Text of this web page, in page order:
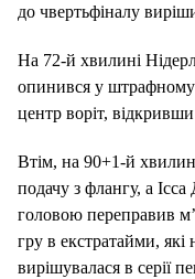
до чвертьфіналу
На 72-й хвилині
опинився у
центр воріт,
Втім, на 90+1-й
подачу з флангу, а
головою переправив
гру в екстратайми,
вирішувалася в серії